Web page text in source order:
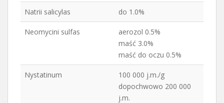
Natrii salicylas do 1.0%
Neomycini sulfas
aerozol 0.5%
maść 3.0%
maść do oczu 0.5%
Nystatinum
100 000 j.m./g
dopochwowo 200 000
j.m.